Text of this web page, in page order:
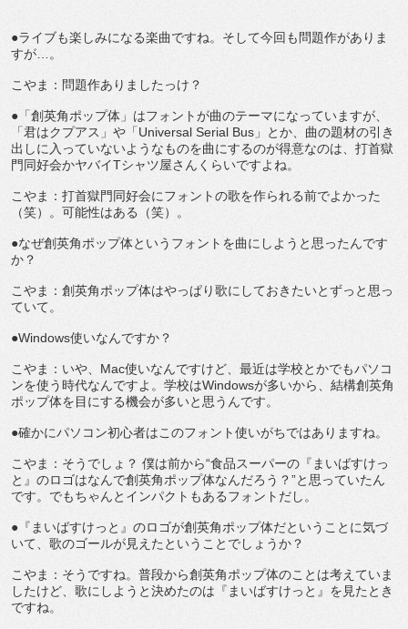
●ライブも楽しみになる楽曲ですね。そして今回も問題作がありま
すが…。
こやま：問題作ありましたっけ？
●「創英角ポップ体」はフォントが曲のテーマになっていますが、
「君はクプアス」や「Universal Serial Bus」とか、曲の題材の引き
出しに入っていないようなものを曲にするのが得意なのは、打首獄
門同好会かヤバイTシャツ屋さんくらいですよね。
こやま：打首獄門同好会にフォントの歌を作られる前でよかった
（笑）。可能性はある（笑）。
●なぜ創英角ポップ体というフォントを曲にしようと思ったんです
か？
こやま：創英角ポップ体はやっぱり歌にしておきたいとずっと思っ
ていて。
●Windows使いなんですか？
こやま：いや、Mac使いなんですけど、最近は学校とかでもパソコ
ンを使う時代なんですよ。学校はWindowsが多いから、結構創英角
ポップ体を目にする機会が多いと思うんです。
●確かにパソコン初心者はこのフォント使いがちではありますね。
こやま：そうでしょ？ 僕は前から“食品スーパーの『まいばすけっ
と』のロゴはなんで創英角ポップ体なんだろう？”と思っていたん
です。でもちゃんとインパクトもあるフォントだし。
●『まいばすけっと』のロゴが創英角ポップ体だということに気づ
いて、歌のゴールが見えたということでしょうか？
こやま：そうですね。普段から創英角ポップ体のことは考えていま
したけど、歌にしようと決めたのは『まいばすけっと』を見たとき
ですね。